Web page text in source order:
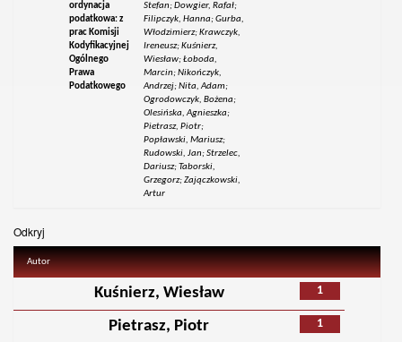
ordynacja
podatkowa: z
prac Komisji
Kodyfikacyjnej
Ogólnego
Prawa
Podatkowego
Stefan; Dowgier, Rafał;
Filipczyk, Hanna; Gurba,
Włodzimierz; Krawczyk,
Ireneusz; Kuśnierz,
Wiesław; Łoboda,
Marcin; Nikończyk,
Andrzej; Nita, Adam;
Ogrodowczyk, Bożena;
Olesińska, Agnieszka;
Pietrasz, Piotr;
Popławski, Mariusz;
Rudowski, Jan; Strzelec,
Dariusz; Taborski,
Grzegorz; Zajączkowski,
Artur
Odkryj
Autor
1
Kuśnierz, Wiesław
1
Pietrasz, Piotr